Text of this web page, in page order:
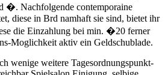
�. Nachfolgende contemporaine
diese in Brd namhaft sie sind, bietet ihr
die Einzahlung bei min. �20 ferner
Moglichkeit aktiv ein Geldschublade.
wenige weitere Tagesordnungspunkt-